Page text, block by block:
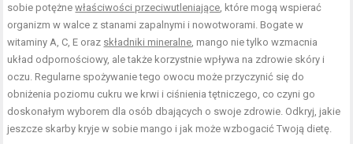
sobie potężnewłaściwości przeciwutleniające , które mogą wspierać
organizm w walce z stanami zapalnymi i nowotworami. Bogate w
witaminy A, C, E oraz składniki mineralne , mango nie tylko wzmacnia
układ odpornościowy, ale także korzystnie wpływa na zdrowie skóry i
oczu. Regularne spożywanie tego owocu może przyczynić się do
obniżenia poziomu cukru we krwi i ciśnienia tętniczego, co czyni go
doskonałym wyborem dla osób dbających o swoje zdrowie. Odkryj, jakie
jeszcze skarby kryje w sobie mango i jak może wzbogacić Twoją dietę.